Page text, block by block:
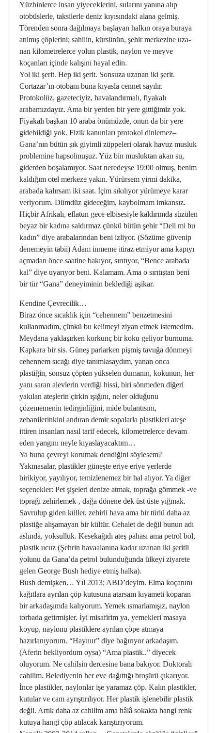
Yüzbinler­ce insan yiyeceklerini, sularını yanı­na alıp
otobüslerle, taksilerle deniz kıyısındaki alana gelmiş.
Törenden sonra dağılmaya başlayan halkın oraya buraya
atılmış çöplerini; sahi­lin, kürsünün, şehir merkezine uza­
nan kilometrelerce yolun plastik, naylon ve meyve
koçanları içinde kalışını hayal edin.
Yol iki şerit. Hep iki şerit. Sonsuza uzanan iki şerit.
Cortazar’ın oto­banı buna kıyasla cennet sayılır.
Protokolüz, gazeteciyiz, havalandır­malı, fiyakalı
arabamızdayız. Ama bir yerden bir yere gittiğimiz yok.
Fiyakalı başkan 10 araba önümüz­de, onun da bir yere
gidebildiği yok. Fizik kanunları protokol dinlemez–
Gana’nın bütün şık giyimli züppele­ri olarak havuz musluk
problemine hapsolmuşuz. Yüz bin musluktan akan su,
giderden boşalamıyor. Saat neredeyse 19:00 olmuş, benim
kal­dığım otel merkeze yakın. Yürürsem yirmi dakika,
arabada kalırsam iki saat. İçim sıkılıyor yürümeye karar
veriyorum. Dümdüz gideceğim, kay­bolmam imkansız.
Hiçbir Afrikalı, eflatun gece elbisesiyle kaldırımda süzülen
beyaz bir kadına saldırmaz çünkü bütün şehir “Deli mi bu
ka­dın” diye arabalarından beni izliyor. (Sözüme güvenip
denemeyin tabii) Adam inmeme itiraz etmiyor ama kapıyı
açmadan önce saatine bakı­yor, sırıtıyor, “Bence arabada
kal” diye uyarıyor beni. Kalamam. Ama o sırıtıştan beni
bir tür “Gana” de­neyiminin beklediği aşikar.
Kendine Çevrecilik…
Biraz önce sıcaklık için “cehennem” benzetmesini
kullanmadım, çünkü bu kelimeyi ziyan etmek istemedim.
Meydana yaklaşırken korkunç bir koku geliyor burnuma.
Kapkara bir sis. Güneş parlarken pişmiş tavuğa dönmeyi
cehennem sıcağı diye ta­nımlasaydım, yanan onca
plastiğin, sonsuz çöpten yükselen dumanın, kokunun, her
yanı saran alevlerin verdiği hissi, biri sönmeden diğeri
yakılan ateşlerin çirkin ışığını, neler olduğunu
çözememenin tedirginli­ğini, mide bulantısını,
zebanilerinki­ni andıran demir sopalarla plastik­leri ateşe
ittiren insanları nasıl tarif edecek, kilometrelerce devam
eden yangını neyle kıyaslayacaktım…
Ya buna çevreyi korumak dendiğini söylesem?
Yakmasalar, plastikler gü­neşte eriye eriye yerlerde
birikiyor, yayılıyor, temizlenemez bir hal alı­yor. Ya diğer
seçenekler: Pet şişeleri denize atmak, toprağa gömmek -ve
toprağı zehirlemek-, dağa dönene dek üst üste yığmak.
Savrulup giden küller, zehirli hava ama bir türlü daha az
plastiğe alışamayan bir kül­tür. Cehalet de değil bunun adı
aslın­da, yoksulluk. Kesekağıdı ateş pahası ama petrol bol,
plastik ucuz (Şehrin havaalanına kadar uzanan iki şeritli
yolunu da Gana’da petrol bulundu­ğunda ülkeyi ziyarete
gelen George Bush hediye etmiş halka).
Bush demişken… Yıl 2013; ABD’deyim. Elma koçanını
kağıt­lara ayrılan çöp kutusuna atarsam kıyameti koparan
bir arkadaşımda kalıyorum. Yemek ısmarlamışız, naylon
torbada getirmişler. İyi mi­safirim ya, yemekleri masaya
koyup, naylonu plastiklere ayrılan çöpe atmaya
hazırlanıyorum. “Hayıııır” diye bağırıyor arkadaşım.
(Aferin bekliyordum oysa) “Ama plastik..” diyecek
oluyorum. Ne cahilsin der­cesine bana bakıyor. Doktoralı
ca­hilim. Belediyenin her eve dağıttığı broşürü çıkarıyor.
İnce plastikler, naylonlar işe yaramaz çöp. Kalın plastikler,
kutular ve cam ayrıştırı­lıyor. Her plastik işlenebilir plastik
değil. Artık daha az cahilim ama hâlâ sokakta hangi renk
kutuya hangi çöp atılacak karıştırıyorum.